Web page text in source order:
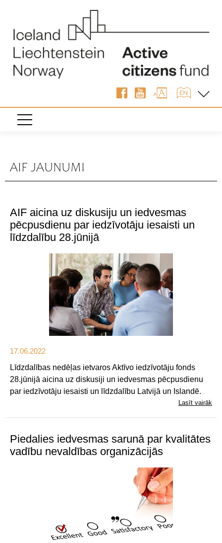
AIF JAUNUMI
AIF aicina uz diskusiju un iedvesmas
pēcpusdienu par iedzīvotāju iesaisti un
līdzdalību 28.jūnijā
17.06.2022
Līdzdalības nedēļas ietvaros Aktīvo iedzīvotāju fonds
28.jūnijā aicina uz diskusiji un iedvesmas pēcpusdienu
par iedzīvotāju iesaisti un līdzdalību Latvijā un Islandē.
Lasīt vairāk
Piedalies iedvesmas sarunā par kvalitātes
vadību nevaldības organizācijās